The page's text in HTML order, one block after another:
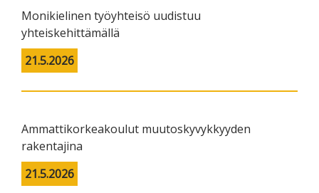
Monikielinen työyhteisö uudistuu
yhteiskehittämällä
21.5.2026
Ammattikorkeakoulut muutoskyvykkyyden
rakentajina
21.5.2026